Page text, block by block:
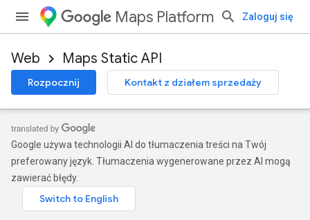
Maps Platform Zaloguj się
Web Maps Static API
Rozpocznij Kontakt z działem sprzedaży
Google używa technologii AI do tłumaczenia treści na Twój
preferowany język. Tłumaczenia wygenerowane przez AI mogą
zawierać błędy.